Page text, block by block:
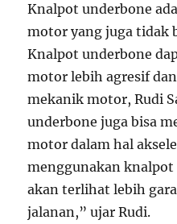
Knalpot underbone
motor yang juga tidak
Knalpot underbone
motor lebih agresif
mekanik motor, Rudi
underbone juga bisa
motor dalam hal
menggunakan
akan terlihat lebih
jalanan,” ujar Rudi.